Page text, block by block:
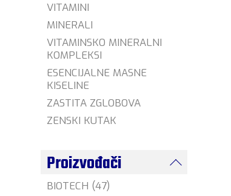
VITAMINI
MINERALI
VITAMINSKO MINERALNI
KOMPLEKSI
ESENCIJALNE MASNE
KISELINE
ZASTITA ZGLOBOVA
ZENSKI KUTAK
Proizvođači
BIOTECH (47)